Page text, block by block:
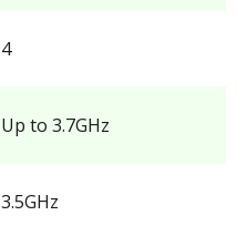
4
Up to 3.7GHz
3.5GHz